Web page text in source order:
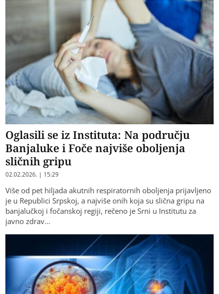
Oglasili se iz Instituta: Na području
Banjaluke i Foče najviše oboljenja
sličnih gripu
02.02.2026. | 15:29
Više od pet hiljada akutnih respiratornih oboljenja prijavljeno
je u Republici Srpskoj, a najviše onih koja su slična gripu na
banjalučkoj i fočanskoj regiji, rečeno je Srni u Institutu za
javno zdrav…